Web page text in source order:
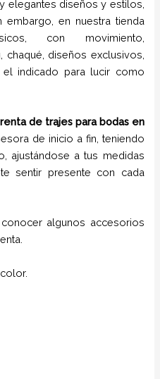
elegantes diseños y estilos,
en nuestra tienda
con movimiento,
chaqué, diseños exclusivos,
indicado para lucir como
renta de trajes para bodas en
de inicio a fin, teniendo
ajustándose a tus medidas
sentir presente con cada
algunos accesorios